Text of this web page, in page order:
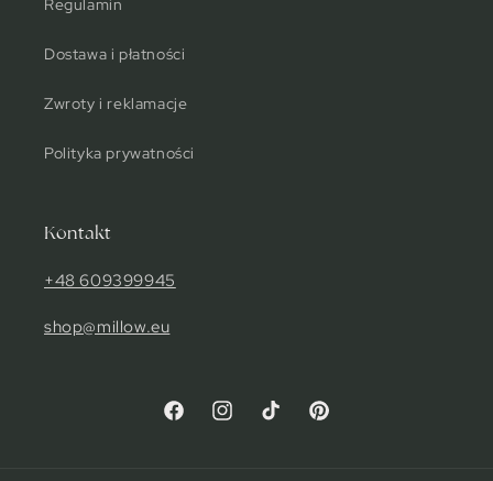
Regulamin
Dostawa i płatności
Zwroty i reklamacje
Polityka prywatności
Kontakt
+48 609399945
shop@millow.eu
FacebookInstagramTikTok Pinterest